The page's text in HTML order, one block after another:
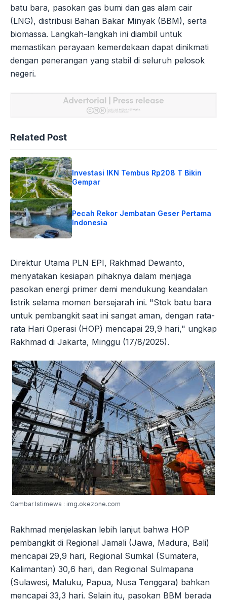
batu bara, pasokan gas bumi dan gas alam cair
(LNG), distribusi Bahan Bakar Minyak (BBM), serta
biomassa. Langkah-langkah ini diambil untuk
memastikan perayaan kemerdekaan dapat dinikmati
dengan penerangan yang stabil di seluruh pelosok
negeri.
Related Post
Investasi IKN Tembus Rp208 T Bikin
Gempar
Pecah Rekor Jembatan Geser Pertama
Indonesia
Direktur Utama PLN EPI, Rakhmad Dewanto,
menyatakan kesiapan pihaknya dalam menjaga
pasokan energi primer demi mendukung keandalan
listrik selama momen bersejarah ini. "Stok batu bara
untuk pembangkit saat ini sangat aman, dengan rata-
rata Hari Operasi (HOP) mencapai 29,9 hari," ungkap
Rakhmad di Jakarta, Minggu (17/8/2025).
Gambar Istimewa : img.okezone.com
Rakhmad menjelaskan lebih lanjut bahwa HOP
pembangkit di Regional Jamali (Jawa, Madura, Bali)
mencapai 29,9 hari, Regional Sumkal (Sumatera,
Kalimantan) 30,6 hari, dan Regional Sulmapana
(Sulawesi, Maluku, Papua, Nusa Tenggara) bahkan
mencapai 33,3 hari. Selain itu, pasokan BBM berada